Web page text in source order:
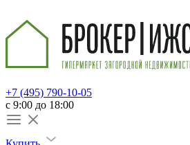
+7 (495) 790-10-05
c 9:00 до 18:00